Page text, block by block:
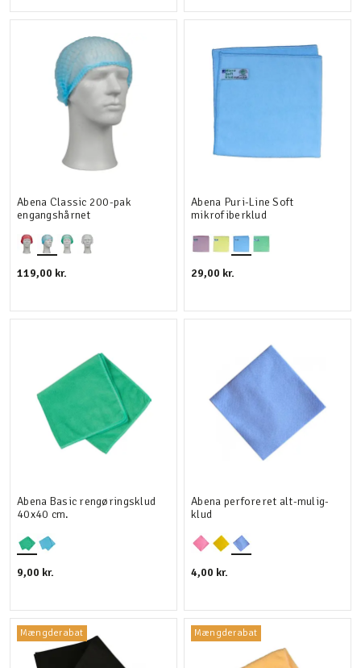
Abena Classic 200-pak
engangshårnet
119,00 kr.
Abena Puri-Line Soft
mikrofiberklud
29,00 kr.
Abena Basic rengøringsklud
40x40 cm.
9,00 kr.
Abena perforeret alt-mulig-
klud
4,00 kr.
Mængderabat Mængderabat